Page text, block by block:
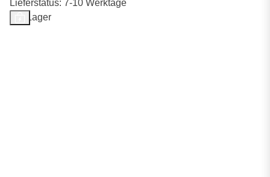
Lieferstatus: 7-10 Werktage
Auf Lager